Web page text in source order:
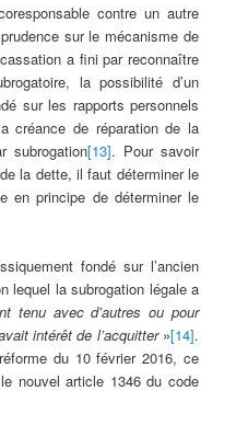
contre un autre
sur le mécanisme de
a fini par reconnaître
la possibilité d’un
sur les rapports personnels
créance de réparation de la
subrogation[13]. Pour savoir
la dette, il faut déterminer le
en principe de déterminer le
fondé sur l’ancien
lequel la subrogation légale a
tenu avec d’autres ou pour
intérêt de l’acquitter»[14].
du 10 février 2016, ce
nouvel article 1346 du code